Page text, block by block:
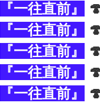
『一往直前』
『一往直前』
『一往直前』
『一往直前』
『一往直前』